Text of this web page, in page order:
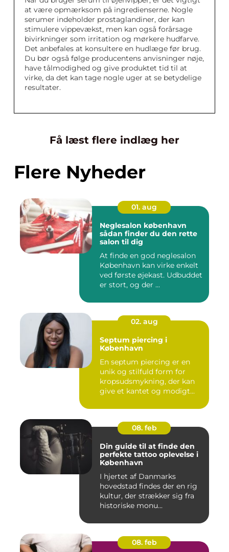
at være opmærksom på ingredienserne. Nogle
serumer indeholder prostaglandiner, der kan
stimulere vippevækst, men kan også forårsage
bivirkninger som irritation og mørkere hudfarve.
Det anbefales at konsultere en hudlæge før brug.
Du bør også følge producentens anvisninger nøje,
have tålmodighed og give produktet tid til at
virke, da det kan tage nogle uger at se betydelige
resultater.
Få læst flere indlæg her
Flere Nyheder
01. aug
Neglesalon københavn
sådan finder du den rette
salon til dig
At finde en god neglesalon
København kan virke enkelt
ved første øjekast. Udbuddet
er stort, og der ...
02. aug
Septum piercing i
København
En septum piercing er en
unik og stilfuld form for
kropsudsmykning, der kan
give et kantet og modigt...
08. feb
Din guide til at finde den
perfekte tattoo oplevelse i
København
I hjertet af Danmarks
hovedstad findes der en rig
kultur, der strækker sig fra
historiske monu...
08. feb